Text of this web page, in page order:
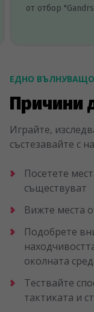
от отбор
ЕДНО
Причини
Играйте,
състезавайте с
Посетете
съществуват
Вижте места
Подобрете
околната
Тествайте
тактиката и